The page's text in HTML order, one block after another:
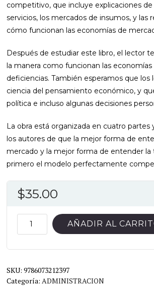
competitivo, que incluye explicaciones
servicios, los mercados de insumos, y
cómo funcionan las economías de
Después de estudiar este libro, el lector
la manera como funcionan las
deficiencias. También esperamos que
ciencia del pensamiento económico, y
política e incluso algunas decisiones
La obra está organizada en cuatro partes
los autores de que la mejor forma de
mercado y la mejor forma de entender la
primero el modelo perfectamente
$35.00
PRINCIPIOS
DE
cantidad
AÑADIR AL
SKU: 9786073212397
Categoría: ADMINISTRACION